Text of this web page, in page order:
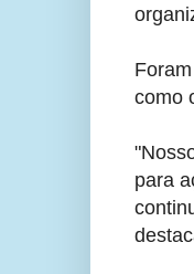
como
para